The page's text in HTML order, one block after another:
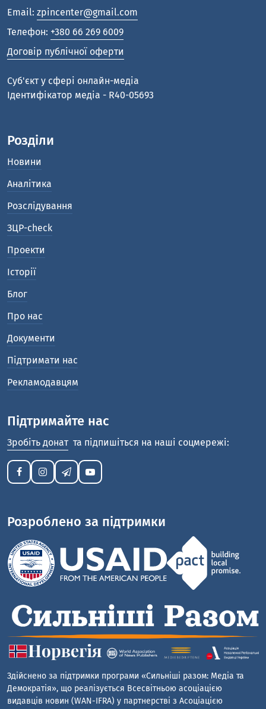
Email: zpincenter@gmail.com
Телефон: +380 66 269 6009
Договір публічної оферти
Cуб'єкт у сфері онлайн-медіа
Ідентифікатор медіа - R40-05693
Розділи
Новини
Аналітика
Розслідування
ЗЦР-check
Проекти
Історії
Блог
Про нас
Документи
Підтримати нас
Рекламодавцям
Підтримайте нас
Зробіть донат та підпишіться на наші соцмережі:
Розроблено за підтримки
Здійснено за підтримки програми «Сильніші разом: Медіа та
Демократія», що реалізується Всесвітньою асоціацією
видавців новин (WAN-IFRA) у партнерстві з Асоціацією